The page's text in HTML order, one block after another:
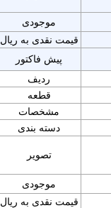
موجودی
قیمت نقدی به ریال
پیش فاکتور
ردیف
قطعه
مشخصات
دسته بندی
تصویر
موجودی
قیمت نقدی به ریال